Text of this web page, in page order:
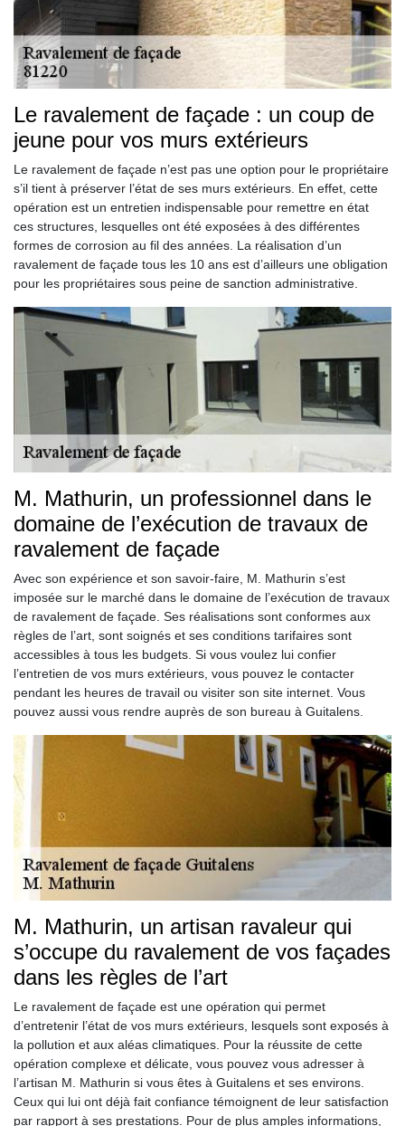
Le ravalement de façade : un coup de
jeune pour vos murs extérieurs
Le ravalement de façade n’est pas une option pour le propriétaire
s’il tient à préserver l’état de ses murs extérieurs. En effet, cette
opération est un entretien indispensable pour remettre en état
ces structures, lesquelles ont été exposées à des différentes
formes de corrosion au fil des années. La réalisation d’un
ravalement de façade tous les 10 ans est d’ailleurs une obligation
pour les propriétaires sous peine de sanction administrative.
M. Mathurin, un professionnel dans le
domaine de l’exécution de travaux de
ravalement de façade
Avec son expérience et son savoir-faire, M. Mathurin s’est
imposée sur le marché dans le domaine de l’exécution de travaux
de ravalement de façade. Ses réalisations sont conformes aux
règles de l’art, sont soignés et ses conditions tarifaires sont
accessibles à tous les budgets. Si vous voulez lui confier
l’entretien de vos murs extérieurs, vous pouvez le contacter
pendant les heures de travail ou visiter son site internet. Vous
pouvez aussi vous rendre auprès de son bureau à Guitalens.
M. Mathurin, un artisan ravaleur qui
s’occupe du ravalement de vos façades
dans les règles de l’art
Le ravalement de façade est une opération qui permet
d’entretenir l’état de vos murs extérieurs, lesquels sont exposés à
la pollution et aux aléas climatiques. Pour la réussite de cette
opération complexe et délicate, vous pouvez vous adresser à
l’artisan M. Mathurin si vous êtes à Guitalens et ses environs.
Ceux qui lui ont déjà fait confiance témoignent de leur satisfaction
par rapport à ses prestations. Pour de plus amples informations,